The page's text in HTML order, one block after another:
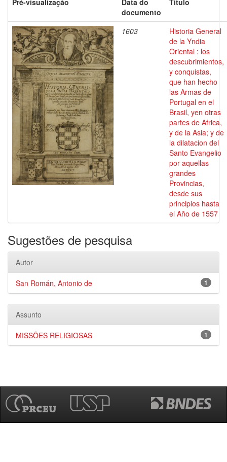
Pré-visualização
Data do
documento
Título
1603
Historia General
de la Yndia
Oriental : los
descubrimientos,
y conquistas,
que han hecho
las Armas de
Portugal en el
Brasil, yen otras
partes de Africa,
y de la Asia; y de
la dilatacion del
Santo Evangelio
por aquellas
grandes
Provincias,
desde sus
principios hasta
el Año de 1557
Sugestões de pesquisa
Autor
1
San Román, Antonio de
Assunto
1
MISSÕES RELIGIOSAS